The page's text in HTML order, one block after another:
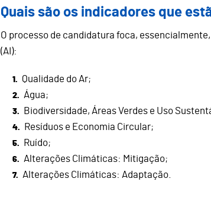
Quais são os indicadores que
O processo de candidatura foca,
(AI):
Qualidade do Ar;
Água;
Biodiversidade, Áreas Verdes e Uso
Resíduos e Economia Circular;
Ruído;
Alterações Climáticas: Mitigação;
Alterações Climáticas: Adaptação.